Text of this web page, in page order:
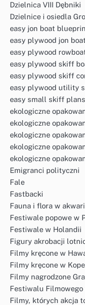
Dzielnica VIII Dębniki
Dzielnice i osiedla
easy jon boat
easy plywood jon
easy plywood
easy plywood skiff
easy plywood skiff
easy plywood utility
easy small skiff plans
ekologiczne
ekologiczne
ekologiczne
ekologiczne
ekologiczne
Emigranci polityczni
Fale
Fastbacki
Fauna i flora w
Festiwale popowe w
Festiwale w Holandii
Figury akrobacji
Filmy kręcone w
Filmy kręcone w
Filmy nagrodzone
Festiwalu
Filmy, których akcja